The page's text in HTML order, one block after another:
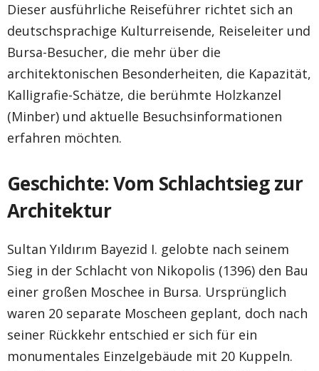
Dieser ausführliche Reiseführer richtet sich an
deutschsprachige Kulturreisende, Reiseleiter und
Bursa-Besucher, die mehr über die
architektonischen Besonderheiten, die Kapazität,
Kalligrafie-Schätze, die berühmte Holzkanzel
(Minber) und aktuelle Besuchsinformationen
erfahren möchten.
Geschichte: Vom Schlachtsieg zur
Architektur
Sultan Yıldırım Bayezid I. gelobte nach seinem
Sieg in der Schlacht von Nikopolis (1396) den Bau
einer großen Moschee in Bursa. Ursprünglich
waren 20 separate Moscheen geplant, doch nach
seiner Rückkehr entschied er sich für ein
monumentales Einzelgebäude mit 20 Kuppeln.